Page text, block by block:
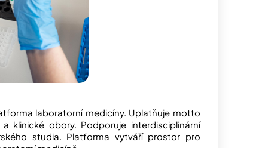
laboratorní medicíny. Uplatňuje motto
klinické obory. Podporuje interdisciplinární
studia. Platforma vytváří prostor pro